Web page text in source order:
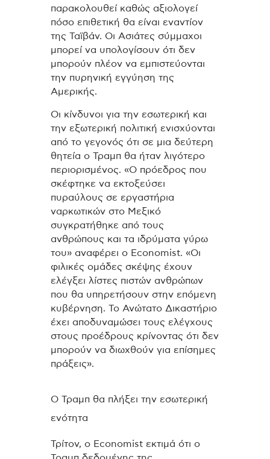
παρακολουθεί καθώς αξιολογεί
πόσο επιθετική θα είναι εναντίον
της Ταϊβάν. Οι Ασιάτες σύμμαχοι
μπορεί να υπολογίσουν ότι δεν
μπορούν πλέον να εμπιστεύονται
την πυρηνική εγγύηση της
Αμερικής.
Οι κίνδυνοι για την εσωτερική και
την εξωτερική πολιτική ενισχύονται
από το γεγονός ότι σε μια δεύτερη
θητεία ο Τραμπ θα ήταν λιγότερο
περιορισμένος. «Ο πρόεδρος που
σκέφτηκε να εκτοξεύσει
πυραύλους σε εργαστήρια
ναρκωτικών στο Μεξικό
συγκρατήθηκε από τους
ανθρώπους και τα ιδρύματα γύρω
του» αναφέρει ο Economist. «Οι
φιλικές ομάδες σκέψης έχουν
ελέγξει λίστες πιστών ανθρώπων
που θα υπηρετήσουν στην επόμενη
κυβέρνηση. Το Ανώτατο Δικαστήριο
έχει αποδυναμώσει τους ελέγχους
στους προέδρους κρίνοντας ότι δεν
μπορούν να διωχθούν για επίσημες
πράξεις».
Ο Τραμπ θα πλήξει την εσωτερική
ενότητα
Τρίτον, ο Economist εκτιμά ότι ο